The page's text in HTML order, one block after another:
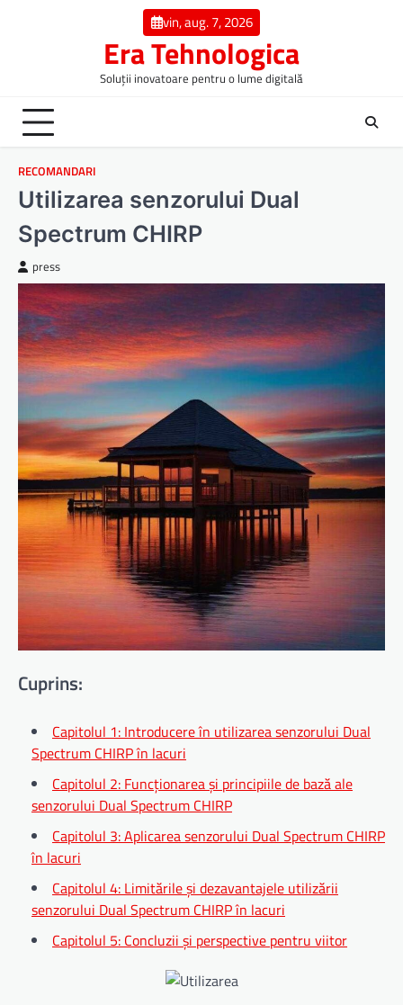
vin, aug. 7, 2026
Era Tehnologica
Soluții inovatoare pentru o lume digitală
RECOMANDARI
Utilizarea senzorului Dual
Spectrum CHIRP
press
Cuprins:
Capitolul 1: Introducere în utilizarea senzorului Dual
Spectrum CHIRP în lacuri
Capitolul 2: Funcționarea și principiile de bază ale
senzorului Dual Spectrum CHIRP
Capitolul 3: Aplicarea senzorului Dual Spectrum CHIRP
în lacuri
Capitolul 4: Limitările și dezavantajele utilizării
senzorului Dual Spectrum CHIRP în lacuri
Capitolul 5: Concluzii și perspective pentru viitor